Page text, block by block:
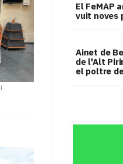
El FeMAP
vuit noves
Ainet de
de l'Alt
el poltre